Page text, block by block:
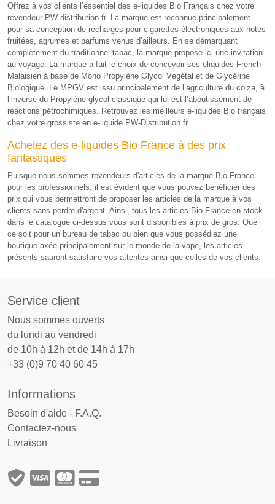
Offrez à vos clients l’essentiel des e-liquides Bio Français chez votre
revendeur PW-distribution.fr. La marque est reconnue principalement
pour sa conception de recharges pour cigarettes électroniques aux notes
fruitées, agrumes et parfums venus d’ailleurs. En se démarquant
complètement du traditionnel tabac, la marque propose ici une invitation
au voyage. La marque a fait le choix de concevoir ses eliquides French
Malaisien à base de Mono Propylène Glycol Végétal et de Glycérine
Biologique. Le MPGV est issu principalement de l’agriculture du colza, à
l’inverse du Propylène glycol classique qui lui est l’aboutissement de
réactions pétrochimiques. Retrouvez les meilleurs e-liquides Bio français
chez votre grossiste en e-liquide PW-Distribution.fr.
Achetez des e-liquides Bio France à des prix
fantastiques
Puisque nous sommes revendeurs d'articles de la marque Bio France
pour les professionnels, il est évident que vous pouvez bénéficier des
prix qui vous permettront de proposer les articles de la marque à vos
clients sans perdre d'argent. Ainsi, tous les articles Bio France en stock
dans le catalogue ci-dessus vous sont disponibles à prix de gros. Que
ce soit pour un bureau de tabac ou bien que vous possédiez une
boutique axée principalement sur le monde de la vape, les articles
présents sauront satisfaire vos attentes ainsi que celles de vos clients.
Service client
Nous sommes ouverts
du lundi au vendredi
de 10h à 12h et de 14h à 17h
+33 (0)9 70 40 60 45
Informations
Besoin d'aide - F.A.Q.
Contactez-nous
Livraison